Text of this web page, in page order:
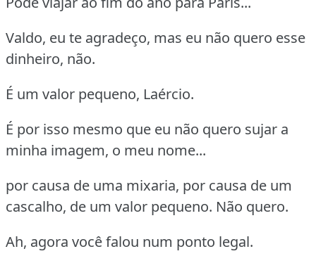
Valdo, eu te agradeço, mas eu não quero esse
dinheiro, não.
É um valor pequeno, Laércio.
É por isso mesmo que eu não quero sujar a
minha imagem, o meu nome...
por causa de uma mixaria, por causa de um
cascalho, de um valor pequeno. Não quero.
Ah, agora você falou num ponto legal.